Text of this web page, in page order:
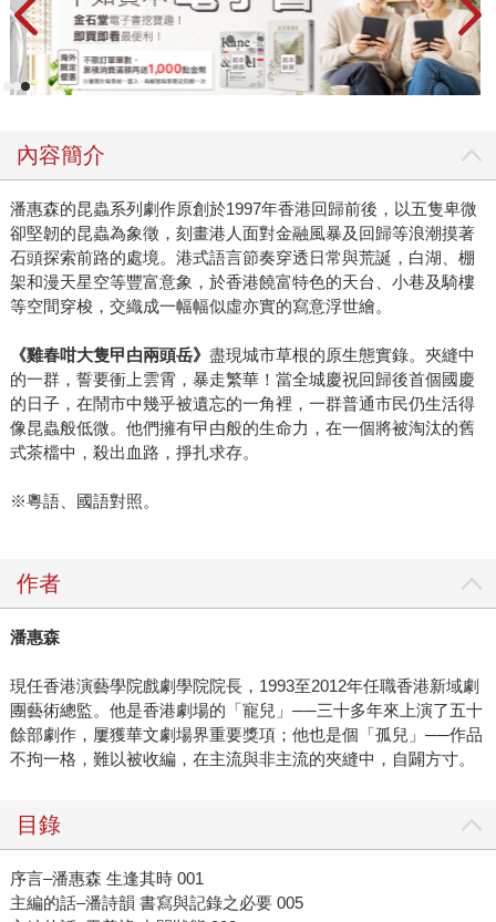
內容簡介
潘惠森的昆蟲系列劇作原創於1997年香港回歸前後，以五隻卑微
卻堅韌的昆蟲為象徵，刻畫港人面對金融風暴及回歸等浪潮摸著
石頭探索前路的處境。港式語言節奏穿透日常與荒誕，白湖、棚
架和漫天星空等豐富意象，於香港饒富特色的天台、小巷及騎樓
等空間穿梭，交織成一幅幅似虛亦實的寫意浮世繪。
《雞春咁大隻曱甴兩頭岳》 盡現城市草根的原生態實錄。夾縫中
的一群，誓要衝上雲霄，暴走繁華！當全城慶祝回歸後首個國慶
的日子，在鬧市中幾乎被遺忘的一角裡，一群普通市民仍生活得
像昆蟲般低微。他們擁有曱甴般的生命力，在一個將被淘汰的舊
式茶檔中，殺出血路，掙扎求存。
※粵語、國語對照。
作者
潘惠森
現任香港演藝學院戲劇學院院長，1993至2012年任職香港新域劇
團藝術總監。他是香港劇場的「寵兒」──三十多年來上演了五十
餘部劇作，屢獲華文劇場界重要獎項；他也是個「孤兒」──作品
不拘一格，難以被收編，在主流與非主流的夾縫中，自闢方寸。
目錄
序言–潘惠森 生逢其時 001
主編的話–潘詩韻 書寫與記錄之必要 005